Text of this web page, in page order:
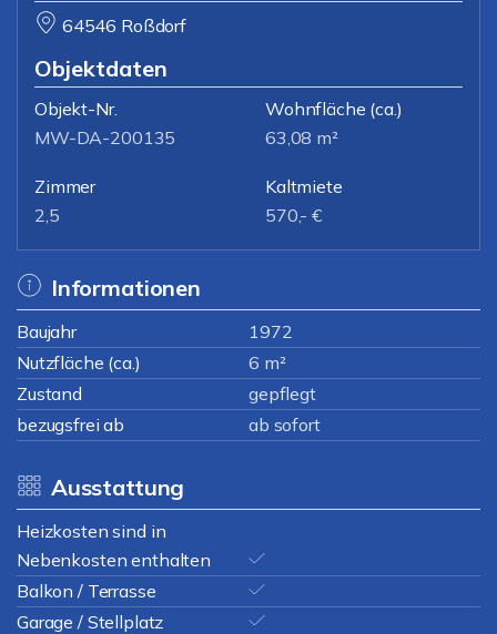
64546 Roßdorf
Objektdaten
Objekt-Nr.
MW-DA-200135
Wohnfläche (ca.)
63,08 m²
Zimmer
2,5
Kaltmiete
570,- €
Informationen
Baujahr
1972
Nutzfläche (ca.)
6 m²
Zustand
gepflegt
bezugsfrei ab
ab sofort
Ausstattung
Heizkosten sind in
Nebenkosten enthalten
Balkon / Terrasse
Garage / Stellplatz